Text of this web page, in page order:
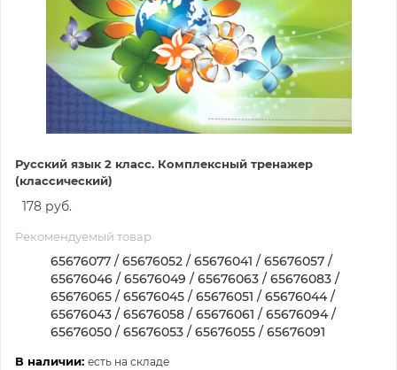
Русский язык 2 класс. Комплексный тренажер
(классический)
178 руб.
Рекомендуемый товар
65676077 / 65676052 / 65676041 / 65676057 /
65676046 / 65676049 / 65676063 / 65676083 /
65676065 / 65676045 / 65676051 / 65676044 /
65676043 / 65676058 / 65676061 / 65676094 /
65676050 / 65676053 / 65676055 / 65676091
В наличии: есть на складе